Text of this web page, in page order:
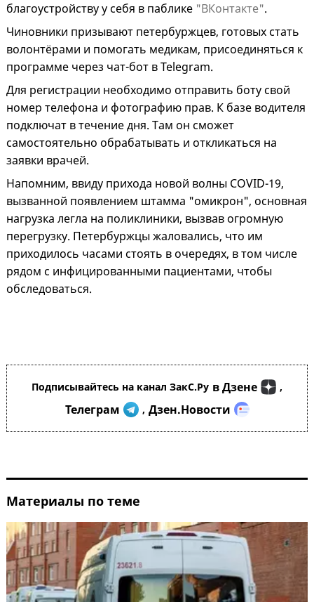
благоустройству у себя в паблике "ВКонтакте".
Чиновники призывают петербуржцев, готовых стать
волонтёрами и помогать медикам, присоединяться к
программе через чат-бот в Telegram.
Для регистрации необходимо отправить боту свой
номер телефона и фотографию прав. К базе водителя
подключат в течение дня. Там он сможет
самостоятельно обрабатывать и откликаться на
заявки врачей.
Напомним, ввиду прихода новой волны COVID-19,
вызванной появлением штамма "омикрон", основная
нагрузка легла на поликлиники, вызвав огромную
перегрузку. Петербуржцы жаловались, что им
приходилось часами стоять в очередях, в том числе
рядом с инфицированными пациентами, чтобы
обследоваться.
Подписывайтесь на канал ЗакС.Ру в Дзене ,
Телеграм , Дзен.Новости
Материалы по теме